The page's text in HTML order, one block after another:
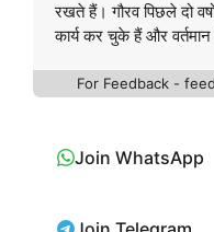
रखते हैं। गौरव पिछले दो
कार्य कर चुके हैं और
For Feedback -
Join WhatsApp